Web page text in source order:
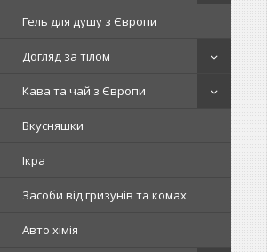
Гель для душу з Європи
Догляд за тілом
Кава та чай з Європи
Вкусняшки
Ікра
Засоби від гризунів та комах
Авто хімія